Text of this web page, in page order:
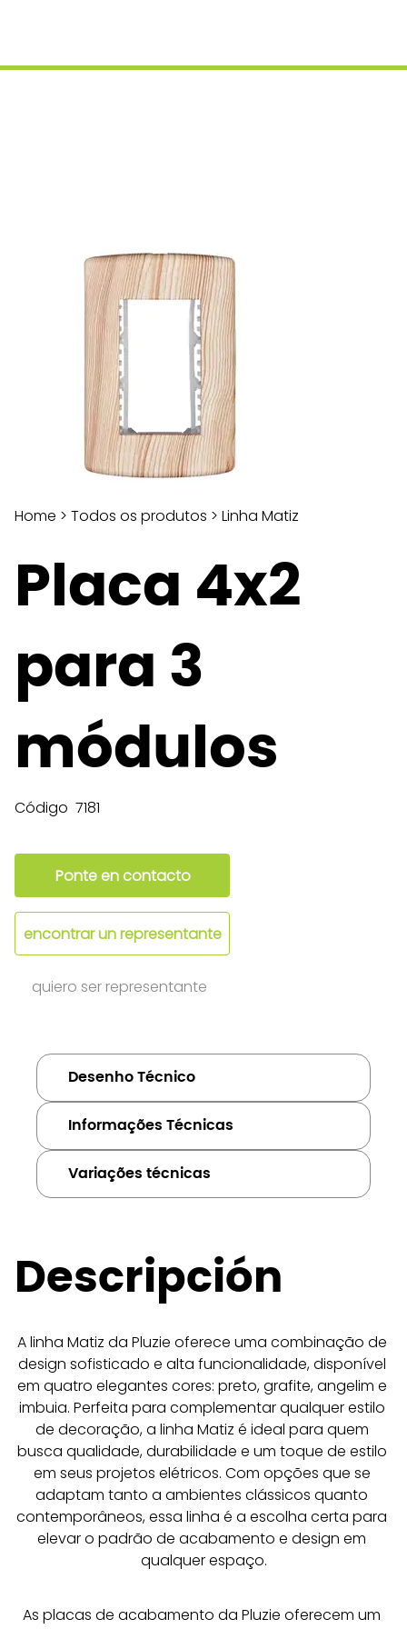
Home > Todos os produtos > Linha Matiz
Placa 4x2
para 3
módulos
Código 7181
Ponte en contacto
encontrar un representante
quiero ser representante
Desenho Técnico
Informações Técnicas
Variações técnicas
Descripción
A linha Matiz da Pluzie oferece uma combinação de
design sofisticado e alta funcionalidade, disponível
em quatro elegantes cores: preto, grafite, angelim e
imbuia. Perfeita para complementar qualquer estilo
de decoração, a linha Matiz é ideal para quem
busca qualidade, durabilidade e um toque de estilo
em seus projetos elétricos. Com opções que se
adaptam tanto a ambientes clássicos quanto
contemporâneos, essa linha é a escolha certa para
elevar o padrão de acabamento e design em
qualquer espaço.
As placas de acabamento da Pluzie oferecem um